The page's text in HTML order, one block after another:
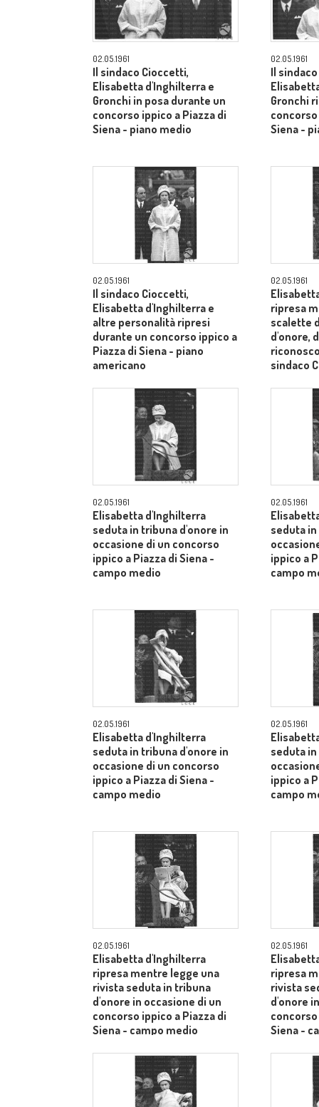
02.05.1961
Il sindaco Cioccetti,
Elisabetta d'Inghilterra e
Gronchi in posa durante un
concorso ippico a Piazza di
Siena - piano medio
02.05.1961
Il
Gronchi
Siena -
02.05.1961
Il sindaco Cioccetti,
Elisabetta d'Inghilterra e
altre personalità ripresi
durante un concorso ippico a
Piazza di Siena - piano
americano
02.05.1961
ripresa
scalette
d'onore,
sindaco
02.05.1961
Elisabetta d'Inghilterra
seduta in tribuna d'onore in
occasione di un concorso
ippico a Piazza di Siena -
campo medio
02.05.1961
seduta
ippico a
campo
02.05.1961
Elisabetta d'Inghilterra
seduta in tribuna d'onore in
occasione di un concorso
ippico a Piazza di Siena -
campo medio
02.05.1961
seduta
ippico a
campo
02.05.1961
Elisabetta d'Inghilterra
ripresa mentre legge una
rivista seduta in tribuna
d'onore in occasione di un
concorso ippico a Piazza di
Siena - campo medio
02.05.1961
ripresa
rivista
d'onore
Siena -